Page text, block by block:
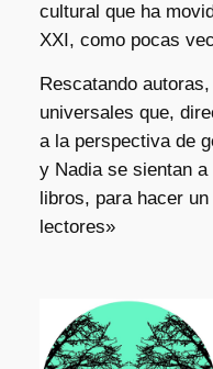
cultural que ha
XXI, como pocas
Rescatando
universales que,
a la perspectiva de
y Nadia se sientan
libros, para hacer
lectores»